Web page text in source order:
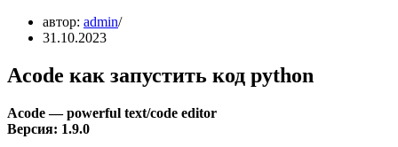
автор: admin
31.10.2023
Acode как запустить код python
Acode — powerful text/code editor
Версия: 1.9.0